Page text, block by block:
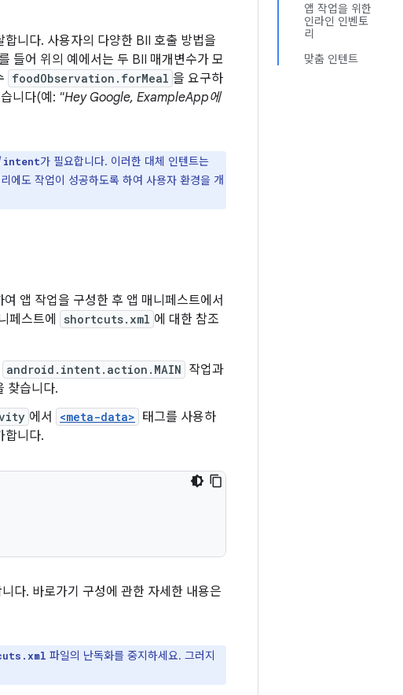
앱 작업을 위한
인라인 인벤토
리
맞춤 인텐트
합니다. 사용자의 다양한 BII 호출 방법을
들어 위의 예에서는 두 BII 매개변수가 모
foodObservation.forMeal 을 요구하
니다(예: "Hey Google, ExampleApp에
intent가 필요합니다. 이러한 대체 인텐트는
에도 작업이 성공하도록 하여 사용자 환경을 개
여 앱 작업을 구성한 후 앱 매니페스트에서
페스트에 shortcuts.xml 에 대한 참조
android.intent.action.MAIN 작업과
찾습니다.
에서 <meta-data> 태그를 사용하
합니다.
다. 바로가기 구성에 관한 자세한 내용은
파일의 난독화를 중지하세요. 그러지